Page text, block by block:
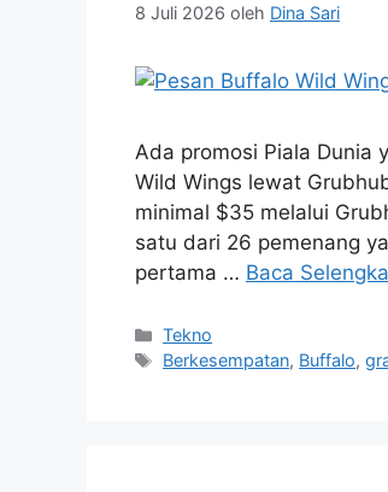
8 Juli 2026 oleh Dina Sari
Ada promosi Piala Dunia
Wild Wings lewat
minimal $35 melalui
satu dari 26 pemenang
pertama … Baca
Kategori
Tekno
Tag
Berkesempatan, Buffalo,